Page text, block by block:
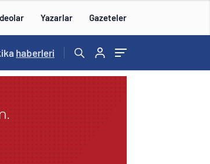
Yazarlar Gazeteler
haberleri